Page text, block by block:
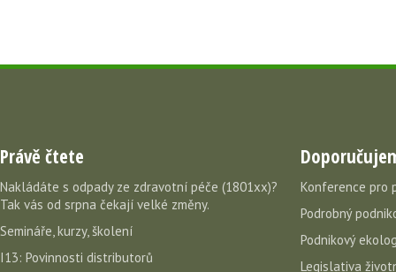
Právě čtete
Nakládáte s odpady ze zdravotní péče (1801xx)?
Tak vás od srpna čekají velké změny.
Semináře, kurzy, školení
I13: Povinnosti distributorů
Konference pro
Podrobný
Podnikový
Legislativa